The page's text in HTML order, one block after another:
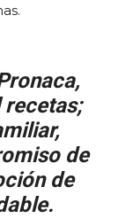
recetas;
de
de